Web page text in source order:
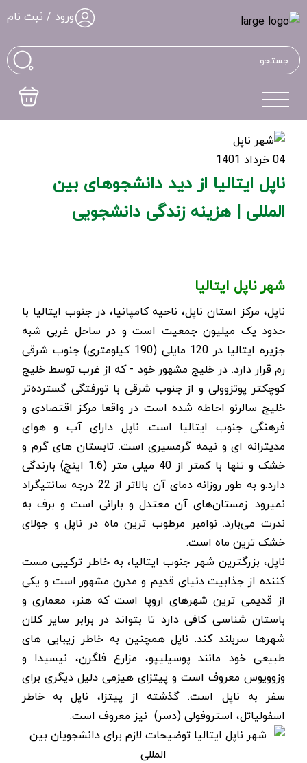
ورود / ثبت نام
04 خرداد 1401
ناپل ایتالیا از دید دانشجوهای بین
المللی | هزینه زندگی دانشجویی
شهر ناپل ایتالیا
ناپل، مرکز استان ناپل، ناحیه کامپانیا، در جنوب ایتالیا با
حدود یک میلیون جمعیت است و در ساحل غربی شبه
جزیره ایتالیا در 120 مایلی (190 کیلومتری) جنوب شرقی
رم قرار دارد. در خلیج مشهور خود - که از غرب توسط خلیج
کوچکتر پوتزوولی و از جنوب شرقی با تورفتگی گسترده‌تر
خلیج سالرنو احاطه شده است در واقعا مرکز اقتصادی و
فرهنگی جنوب ایتالیا است. ناپل دارای آب و هوای
مدیترانه ای و نیمه گرمسیری است. تابستان­ های گرم و
خشک و تنها با کمتر از 40 میلی متر (1.6 اینچ) بارندگی
دارد.و به طور روزانه دمای آن بالاتر از 22 درجه سانتیگراد
نمی­رود. زمستان‌های آن معتدل و بارانی است و برف به
ندرت می‌بارد. نوامبر مرطوب ترین ماه در ناپل و جولای
خشک ترین ماه است.
ناپل، بزرگترین شهر جنوب ایتالیا، به خاطر ترکیبی مست
کننده از جذابیت دنیای قدیم و مدرن مشهور است و یکی
از قدیمی ترین شهرهای اروپا است که هنر، معماری و
باستان شناسی کافی دارد تا بتواند در برابر سایر کلان
شهرها سربلند کند. ناپل همچنین به خاطر زیبایی های
طبیعی خود مانند پوسیلیپو، مزارع فلگرن، نیسیدا و
وزوویوس معروف است و پیتزای هیزمی دلیل دیگری برای
سفر به ناپل است. گذشته از پیتزا، ناپل به خاطر
اسفولیاتل، استروفولی (دسر) نیز معروف است.